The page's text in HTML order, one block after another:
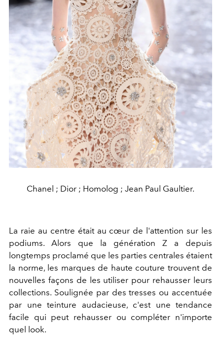
Chanel ; Dior ; Homolog ; Jean Paul Gaultier.
La raie au centre était au cœur de l'attention sur les
podiums. Alors que la génération Z a depuis
longtemps proclamé que les parties centrales étaient
la norme, les marques de haute couture trouvent de
nouvelles façons de les utiliser pour rehausser leurs
collections. Soulignée par des tresses ou accentuée
par une teinture audacieuse, c'est une tendance
facile qui peut rehausser ou compléter n'importe
quel look.